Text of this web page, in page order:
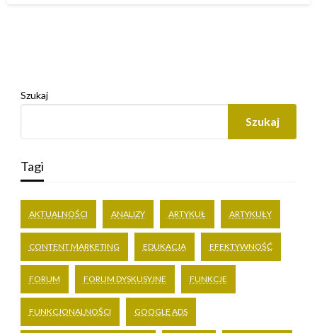
Szukaj
Szukaj
Tagi
AKTUALNOŚCI ANALIZY ARTYKUŁ ARTYKUŁY
CONTENT MARKETING EDUKACJA EFEKTYWNOŚĆ
FORUM FORUM DYSKUSYJNE FUNKCJE
FUNKCJONALNOŚCI GOOGLE ADS